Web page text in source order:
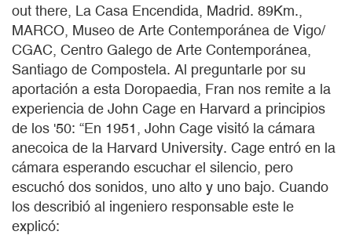
out there, La Casa Encendida, Madrid. 89Km.,
MARCO, Museo de Arte Contemporánea de Vigo/
CGAC, Centro Galego de Arte Contemporánea,
Santiago de Compostela. Al preguntarle por su
aportación a esta Doropaedia, Fran nos remite a la
experiencia de John Cage en Harvard a principios
de los '50: “En 1951, John Cage visitó la cámara
anecoica de la Harvard University. Cage entró en la
cámara esperando escuchar el silencio, pero
escuchó dos sonidos, uno alto y uno bajo. Cuando
los describió al ingeniero responsable este le
explicó: